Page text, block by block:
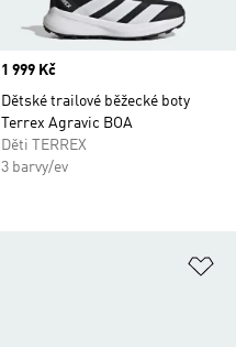
Price
1 999 Kč
Dětské trailové běžecké boty
Terrex Agravic BOA
Děti TERREX
3 barvy/ev